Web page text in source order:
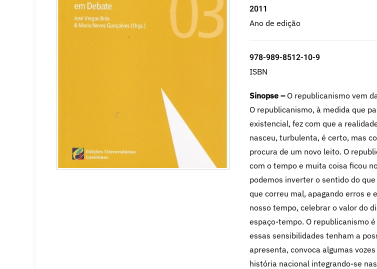
2011
Ano de edição
978-989-8512-10-9
ISBN
Sinopse –O republicanismo vem
O republicanismo, à medida que
existencial, fez com que a
nasceu, turbulenta, é certo, mas
procura de um novo leito. O
com o tempo e muita coisa ficou
podemos inverter o sentido do
que correu mal, apagando erros e
nosso tempo, celebrar o valor do
espaço-tempo. O republicanismo
essas sensibilidades tenham a
apresenta, convoca algumas
história nacional integrando-se